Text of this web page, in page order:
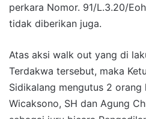
perkara Nomor. 91/L.3.20/
tidak diberikan juga.
Atas aksi walk out yang di
Terdakwa tersebut, maka
Sidikalang mengutus 2 orang
Wicaksono, SH dan Agung